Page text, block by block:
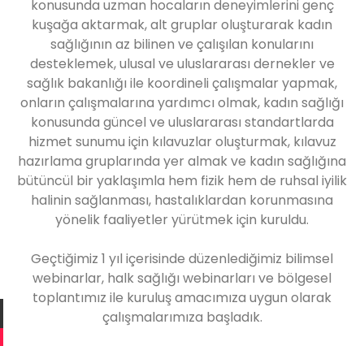
konusunda uzman hocaların deneyimlerini genç
kuşağa aktarmak, alt gruplar oluşturarak kadın
sağlığının az bilinen ve çalışılan konularını
desteklemek, ulusal ve uluslararası dernekler ve
sağlık bakanlığı ile koordineli çalışmalar yapmak,
onların çalışmalarına yardımcı olmak, kadın sağlığı
konusunda güncel ve uluslararası standartlarda
hizmet sunumu için kılavuzlar oluşturmak, kılavuz
hazırlama gruplarında yer almak ve kadın sağlığına
bütüncül bir yaklaşımla hem fizik hem de ruhsal iyilik
halinin sağlanması, hastalıklardan korunmasına
yönelik faaliyetler yürütmek için kuruldu.
Geçtiğimiz 1 yıl içerisinde düzenlediğimiz bilimsel
webinarlar, halk sağlığı webinarları ve bölgesel
toplantımız ile kuruluş amacımıza uygun olarak
çalışmalarımıza başladık.